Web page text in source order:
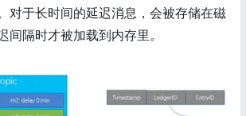
对于长时间的延迟消息，会被存储在磁
间隔时才被加载到内存里。